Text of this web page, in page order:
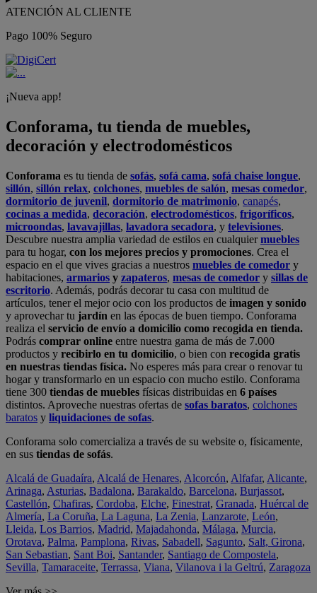
ATENCIÓN AL CLIENTE
Pago 100% Seguro
¡Nueva app!
Conforama, tu tienda de muebles,
decoración y electrodomésticos
Conforama es tu tienda de sofás, sofá cama, sofá chaise longue,
sillón, sillón relax, colchones, muebles de salón, mesas comedor,
dormitorio de juvenil, dormitorio de matrimonio, canapés,
cocinas a medida, decoración, electrodomésticos, frigoríficos,
microondas, lavavajillas, lavadora secadora, y televisiones.
Descubre nuestra amplia variedad de estilos en cualquiermuebles
para tu hogar, con los mejores precios y promociones. Crea el
espacio en el que vives gracias a nuestros muebles de comedor y
habitaciones, armarios y zapateros, mesas de comedor y sillas de
escritorio. Además, podrás decorar tu casa con multitud de
artículos, tener el mejor ocio con los productos de imagen y sonido
y aprovechar tu jardín en las épocas de buen tiempo. Conforama
realiza el servicio de envío a domicilio como recogida en tienda.
Podrás comprar online entre nuestra gama de más de 7.000
productos y recibirlo en tu domicilio, o bien con recogida gratis
en nuestras tiendas física. No esperes más para crear o renovar tu
hogar y transformarlo en un espacio con mucho estilo. Conforama
tiene 300 tiendas de muebles físicas distribuidas en 6 países
distintos. Aproveche nuestras ofertas de sofas baratos, colchones
baratos y liquidaciones de sofas.
Conforama solo comercializa a través de su website o, físicamente,
en sus tiendas de sofás.
Alcalá de Guadaíra, Alcalá de Henares, Alcorcón, Alfafar, Alicante,
Arinaga, Asturias, Badalona, Barakaldo, Barcelona, Burjassot,
Castellón, Chafiras, Cordoba, Elche, Finestrat, Granada, Huércal de
Almería, La Coruña, La Laguna, La Zenia, Lanzarote, León,
Lleida, Los Barrios, Madrid, Majadahonda, Málaga, Murcia,
Orotava, Palma, Pamplona, Rivas, Sabadell, Sagunto, Salt, Girona,
San Sebastian, Sant Boi, Santander, Santiago de Compostela,
Sevilla, Tamaraceite, Terrassa, Viana, Vilanova i la Geltrú, Zaragoza